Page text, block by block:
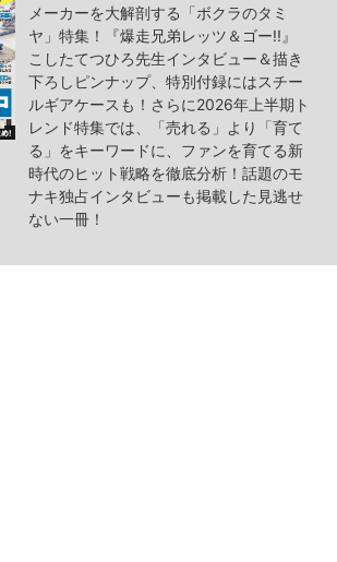
メーカーを大解剖する「ボクラのタミ
ヤ」特集！『爆走兄弟レッツ＆ゴー!!』
こしたてつひろ先生インタビュー＆描き
下ろしピンナップ、特別付録にはスチー
ルギアケースも！さらに2026年上半期ト
レンド特集では、「売れる」より「育て
る」をキーワードに、ファンを育てる新
時代のヒット戦略を徹底分析！話題のモ
ナキ独占インタビューも掲載した見逃せ
ない一冊！